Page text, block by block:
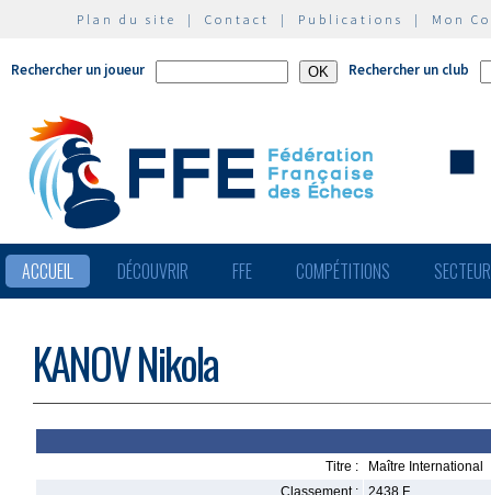
Plan du site | Contact | Publications | Mon
Rechercher un joueur Rechercher un club
ACCUEIL DÉCOUVRIR FFE COMPÉTITIONS
KANOV Nikola
Titre :
Maître International
Classement :
2438 F